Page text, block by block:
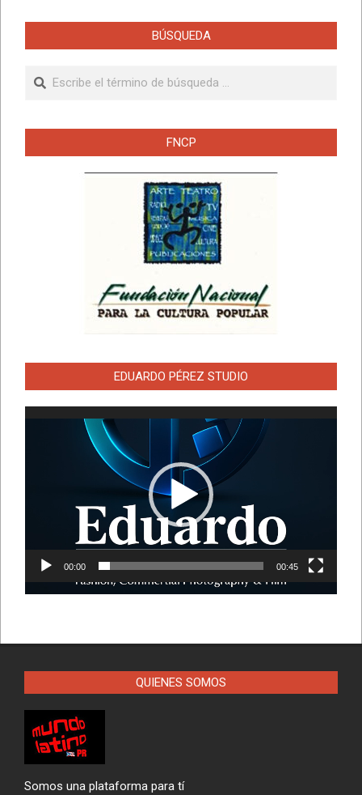
BÚSQUEDA
Buscar
FNCP
EDUARDO PÉREZ STUDIO
Reproductor
00:00 00:45
QUIENES SOMOS
Somos una plataforma para tí